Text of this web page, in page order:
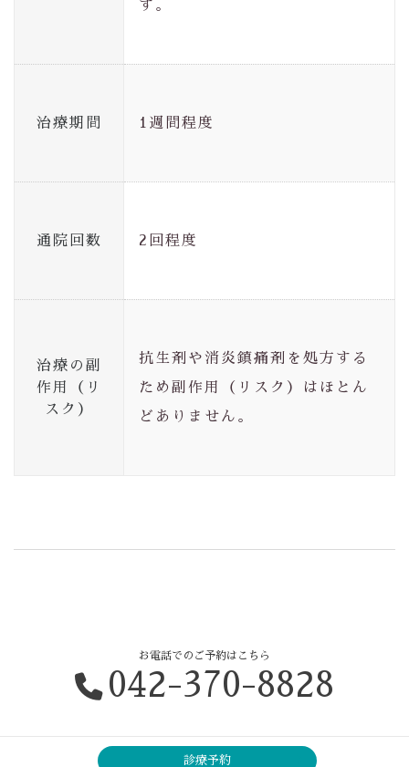
す。
治療期間 1週間程度
通院回数 2回程度
治療の副
作用（リ
スク）
抗生剤や消炎鎮痛剤を処方する
ため副作用（リスク）はほとん
どありません。
お電話でのご予約はこちら
042-370-8828
診療予約